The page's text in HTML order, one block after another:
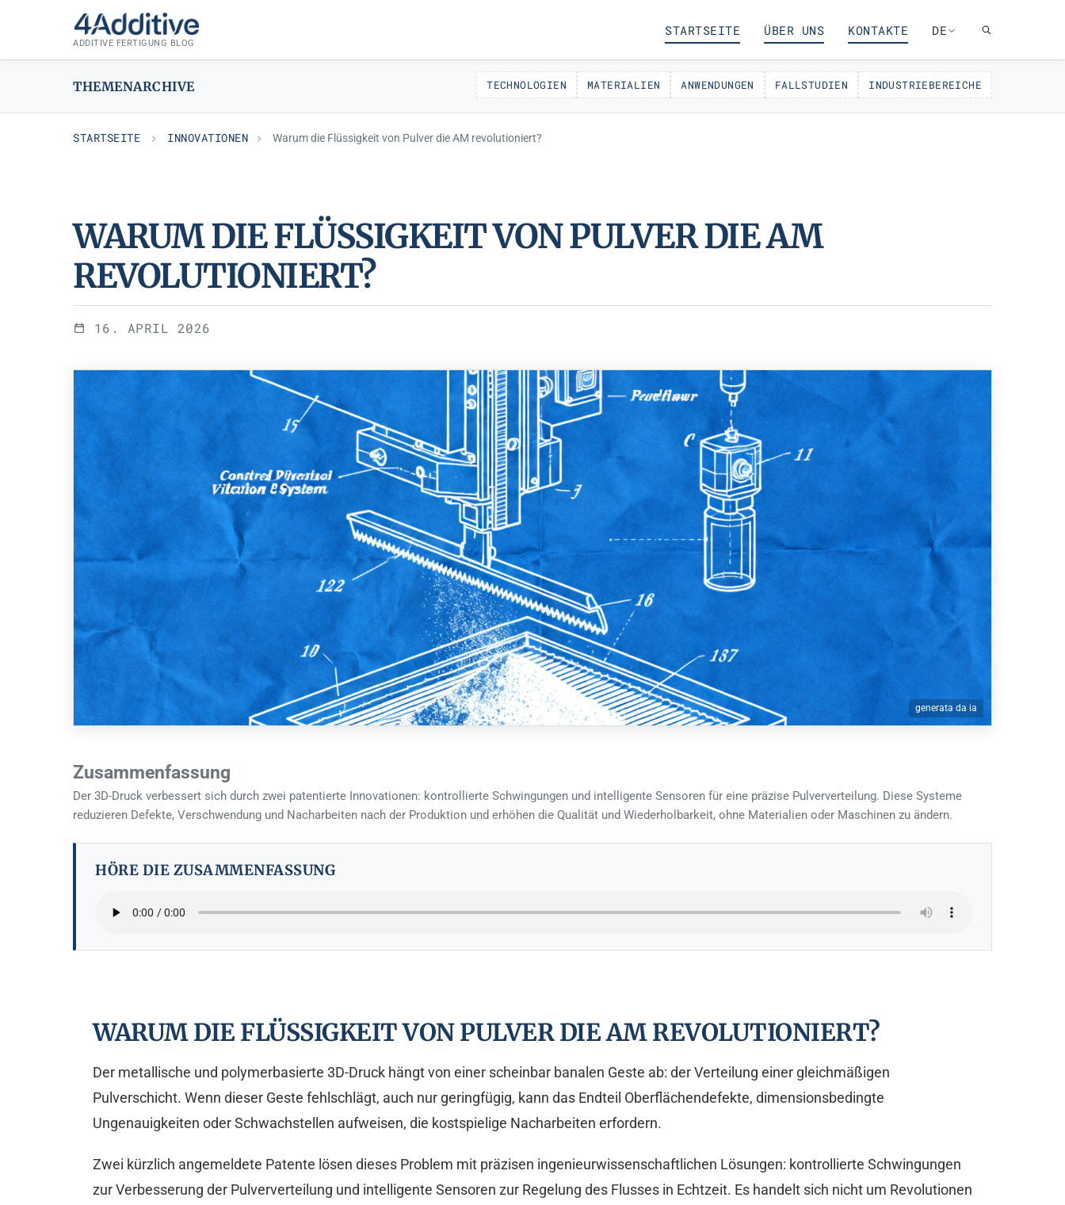
ADDITIVE FERTIGUNG BLOG
STARTSEITE ÜBER UNS KONTAKTE DE
THEMENARCHIVE TECHNOLOGIEN MATERIALIEN ANWENDUNGEN FALLSTUDIEN INDUSTRIEBEREICHE
STARTSEITE INNOVATIONEN Warum die Flüssigkeit von Pulver die AM revolutioniert?
INNOVATIONEN
WARUM DIE FLÜSSIGKEIT VON PULVER DIE AM
REVOLUTIONIERT?
16. APRIL 2026
generata da ia
Zusammenfassung
Der 3D-Druck verbessert sich durch zwei patentierte Innovationen: kontrollierte Schwingungen und intelligente Sensoren für eine präzise Pulververteilung. Diese Systeme
reduzieren Defekte, Verschwendung und Nacharbeiten nach der Produktion und erhöhen die Qualität und Wiederholbarkeit, ohne Materialien oder Maschinen zu ändern.
HÖRE DIE ZUSAMMENFASSUNG
WARUM DIE FLÜSSIGKEIT VON PULVER DIE AM REVOLUTIONIERT?
Der metallische und polymerbasierte 3D-Druck hängt von einer scheinbar banalen Geste ab: der Verteilung einer gleichmäßigen
Pulverschicht. Wenn dieser Geste fehlschlägt, auch nur geringfügig, kann das Endteil Oberflächendefekte, dimensionsbedingte
Ungenauigkeiten oder Schwachstellen aufweisen, die kostspielige Nacharbeiten erfordern.
Zwei kürzlich angemeldete Patente lösen dieses Problem mit präzisen ingenieurwissenschaftlichen Lösungen: kontrollierte Schwingungen
zur Verbesserung der Pulververteilung und intelligente Sensoren zur Regelung des Flusses in Echtzeit. Es handelt sich nicht um Revolutionen